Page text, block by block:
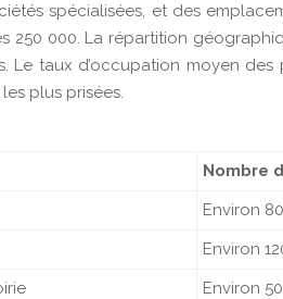
spécialisées, et des
250 000. La répartition
Le taux d’occupation moyen
plus prisées.
Nombre
Environ
Environ
Environ